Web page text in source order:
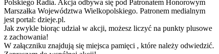
Polskiego Radia. Akcja odbywa się pod Patronatem Honorowym
Marszałka Województwa Wielkopolskiego. Patronem medialnym
jest portal: dzieje.pl.
Jak zwykle biorąc udział w akcji, możesz liczyć na punkty plusowe
z zachowania!
W załączniku znajdują się miejsca pamięci , które należy odwiedzić.